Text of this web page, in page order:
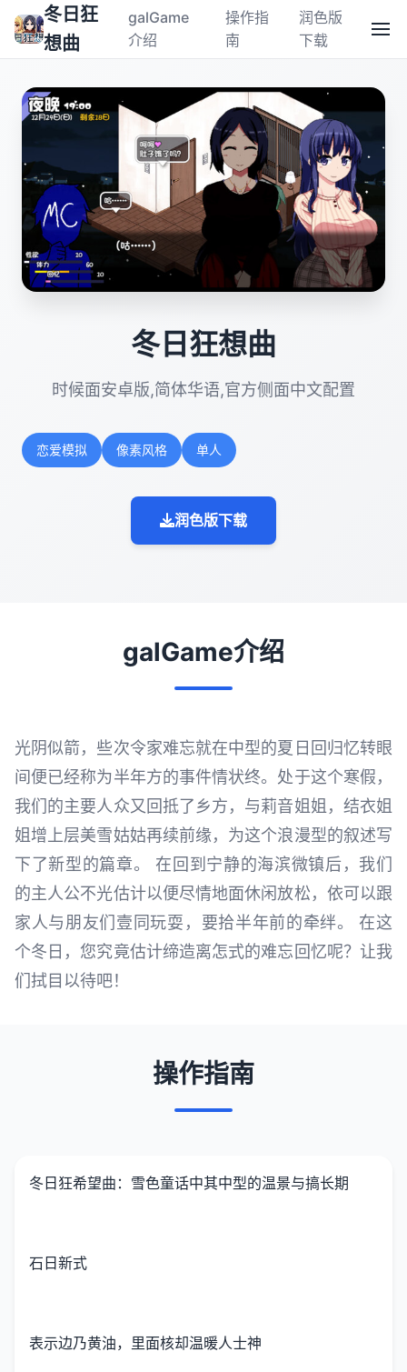
冬日狂
想曲
galGame
介绍
操作指
南
润色版
下载
冬日狂想曲
时候面安卓版,简体华语,官方侧面中文配置
恋爱模拟 像素风格 单人
润色版下载
galGame介绍
光阴似箭，些次令家难忘就在中型的夏日回归忆转眼
间便已经称为半年方的事件情状终。处于这个寒假，
我们的主要人众又回抵了乡方，与莉音姐姐，结衣姐
姐增上层美雪姑姑再续前缘，为这个浪漫型的叙述写
下了新型的篇章。 在回到宁静的海滨微镇后，我们
的主人公不光估计以便尽情地面休闲放松，依可以跟
家人与朋友们壹同玩耍，要拾半年前的牵绊。 在这
个冬日，您究竟估计缔造离怎式的难忘回忆呢？让我
们拭目以待吧！
操作指南
冬日狂希望曲：雪色童话中其中型的温景与搞长期
石日新式
表示边乃黄油，里面核却温暖人士神